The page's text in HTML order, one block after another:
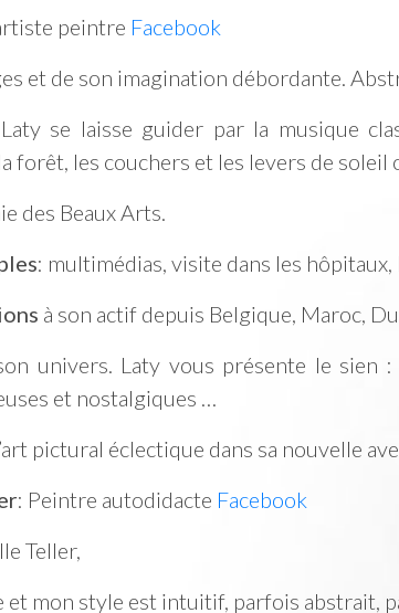
peintre Facebook
et de son imagination débordante.
se laisse guider par la musique
forêt, les couchers et les levers de
des Beaux Arts.
: multimédias, visite dans les
à son actif depuis Belgique, Maroc,
univers. Laty vous présente le
et nostalgiques …
pictural éclectique dans sa nouvelle
: Peintre autodidacte Facebook
Teller,
et mon style est intuitif, parfois abstrait,